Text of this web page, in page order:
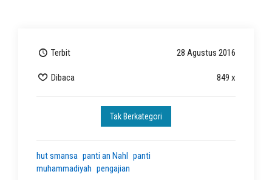
Terbit 28 Agustus 2016
Dibaca 849 x
Tak Berkategori
hut smansa panti an Nahl panti
muhammadiyah pengajian